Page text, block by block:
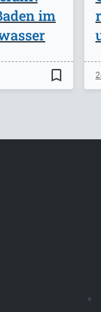
im
bookmark_border